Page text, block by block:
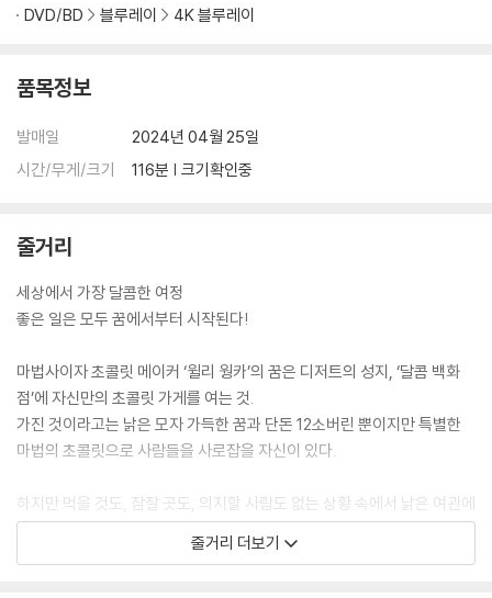
DVD/BD
블루레이 4K 블루레이
품목정보
발매일
2024년 04월 25일
시간/무게/크기
116분 | 크기확인중
줄거리
세상에서 가장 달콤한 여정
좋은 일은 모두 꿈에서부터 시작된다!
마법사이자 초콜릿 메이커 ‘윌리 웡카’의 꿈은 디저트의 성지, ‘달콤 백화
점’에 자신만의 초콜릿 가게를 여는 것.
가진 것이라고는 낡은 모자 가득한 꿈과 단돈 12소버린 뿐이지만 특별한
마법의 초콜릿으로 사람들을 사로잡을 자신이 있다.
하지만 먹을 것도, 잠잘 곳도, 의지할 사람도 없는 상황 속에서 낡은 여관에
머물게 된 ‘웡카’는 ‘스크러빗 부인’과 ‘블리처’의 계략에 빠져 눈더미처럼
불어난 숙박비로 인해 순식간에 빚더미에 오른다.
줄거리 더보기